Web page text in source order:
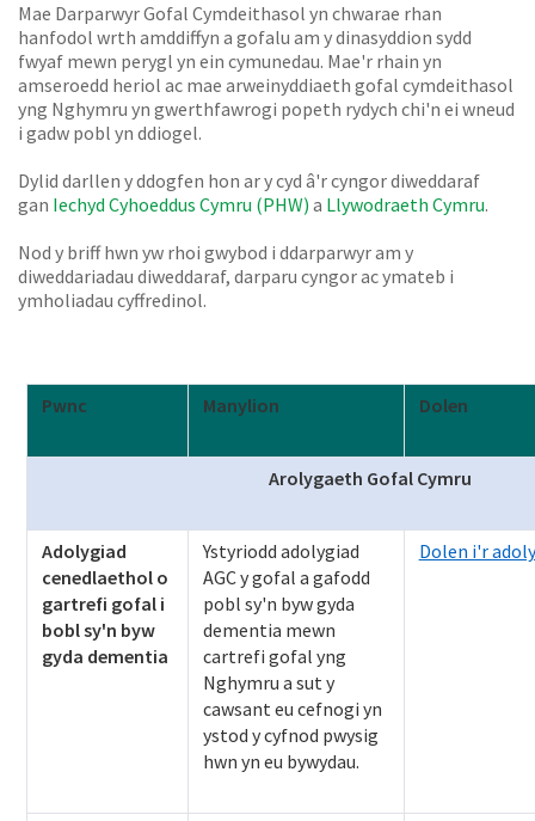
Mae Darparwyr Gofal Cymdeithasol yn chwarae rhan
hanfodol wrth amddiffyn a gofalu am y dinasyddion sydd
fwyaf mewn perygl yn ein cymunedau. Mae'r rhain yn
amseroedd heriol ac mae arweinyddiaeth gofal cymdeithasol
yng Nghymru yn gwerthfawrogi popeth rydych chi'n ei wneud
i gadw pobl yn ddiogel.
Dylid darllen y ddogfen hon ar y cyd â'r cyngor diweddaraf
gan Iechyd Cyhoeddus Cymru (PHW) a Llywodraeth Cymru.
Nod y briff hwn yw rhoi gwybod i ddarparwyr am y
diweddariadau diweddaraf, darparu cyngor ac ymateb i
ymholiadau cyffredinol.
Pwnc Manylion Dolen
Arolygaeth Gofal Cymru
Adolygiad
cenedlaethol o
gartrefi gofal i
bobl sy'n byw
gyda dementia
Ystyriodd adolygiad
AGC y gofal a gafodd
pobl sy'n byw gyda
dementia mewn
cartrefi gofal yng
Nghymru a sut y
cawsant eu cefnogi yn
ystod y cyfnod pwysig
hwn yn eu bywydau.
Dolen i'r